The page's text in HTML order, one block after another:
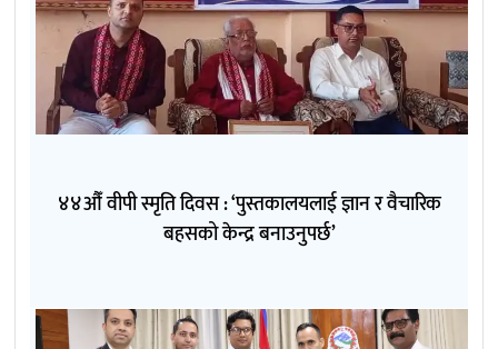
४४औँ वीपी स्मृति दिवस : ‘पुस्तकालयलाई ज्ञान र वैचारिक
बहसको केन्द्र बनाउनुपर्छ’